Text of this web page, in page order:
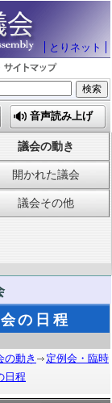
とりネット
音声読み上げ
議会の動き
開かれた議会
議会その他
の日程
の動き
定例会・臨時
日程